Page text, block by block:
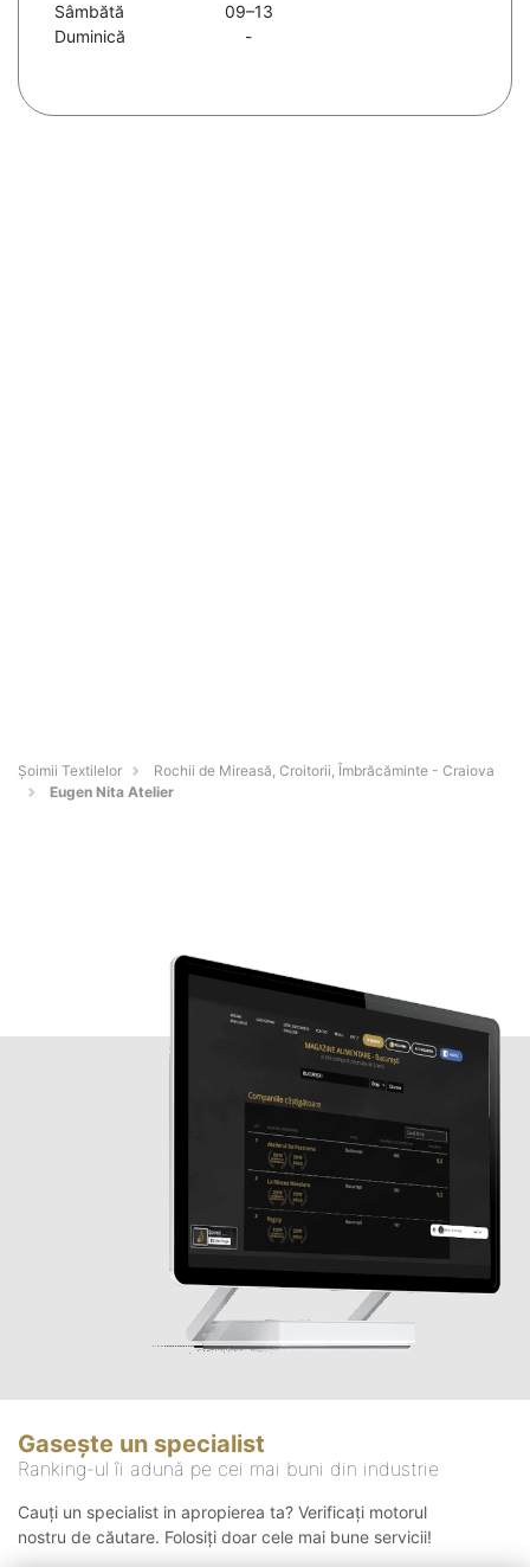
Sâmbătă
09–13
Duminică
-
Șoimii Textilelor
Rochii de Mireasă, Croitorii, Îmbrăcăminte - Craiova
Eugen Nita Atelier
Gasește un specialist
Ranking-ul îi adună pe cei mai buni din industrie
Cauți un specialist in apropierea ta? Verificați motorul
nostru de căutare. Folosiți doar cele mai bune servicii!